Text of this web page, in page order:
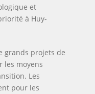
et
à Huy-
grands projets de
les moyens
Les
pour les